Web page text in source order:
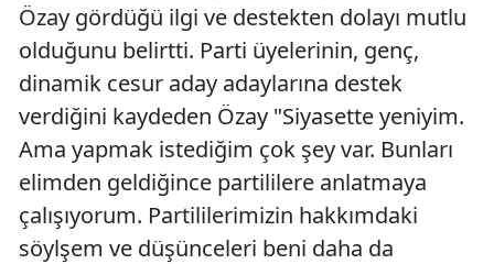
Özay gördüğü ilgi ve destekten dolayı mutlu
olduğunu belirtti. Parti üyelerinin, genç,
dinamik cesur aday adaylarına destek
verdiğini kaydeden Özay "Siyasette yeniyim.
Ama yapmak istediğim çok şey var. Bunları
elimden geldiğince partililere anlatmaya
çalışıyorum. Partililerimizin hakkımdaki
söylşem ve düşünceleri beni daha da